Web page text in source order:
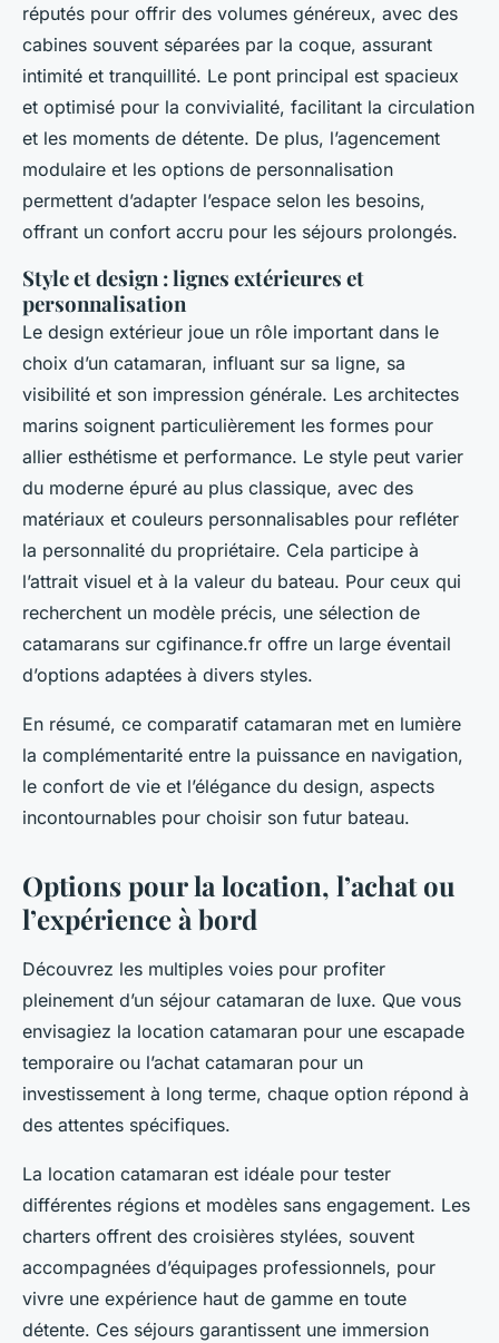
réputés pour offrir des volumes généreux, avec des
cabines souvent séparées par la coque, assurant
intimité et tranquillité. Le pont principal est spacieux
et optimisé pour la convivialité, facilitant la circulation
et les moments de détente. De plus, l’agencement
modulaire et les options de personnalisation
permettent d’adapter l’espace selon les besoins,
offrant un confort accru pour les séjours prolongés.
Style et design : lignes extérieures et
personnalisation
Le design extérieur joue un rôle important dans le
choix d’un catamaran, influant sur sa ligne, sa
visibilité et son impression générale. Les architectes
marins soignent particulièrement les formes pour
allier esthétisme et performance. Le style peut varier
du moderne épuré au plus classique, avec des
matériaux et couleurs personnalisables pour refléter
la personnalité du propriétaire. Cela participe à
l’attrait visuel et à la valeur du bateau. Pour ceux qui
recherchent un modèle précis, une sélection de
catamarans sur cgifinance.fr offre un large éventail
d’options adaptées à divers styles.
En résumé, ce comparatif catamaran met en lumière
la complémentarité entre la puissance en navigation,
le confort de vie et l’élégance du design, aspects
incontournables pour choisir son futur bateau.
Options pour la location, l’achat ou
l’expérience à bord
Découvrez les multiples voies pour profiter
pleinement d’un séjour catamaran de luxe. Que vous
envisagiez la location catamaran pour une escapade
temporaire ou l’achat catamaran pour un
investissement à long terme, chaque option répond à
des attentes spécifiques.
La location catamaran est idéale pour tester
différentes régions et modèles sans engagement. Les
charters offrent des croisières stylées, souvent
accompagnées d’équipages professionnels, pour
vivre une expérience haut de gamme en toute
détente. Ces séjours garantissent une immersion